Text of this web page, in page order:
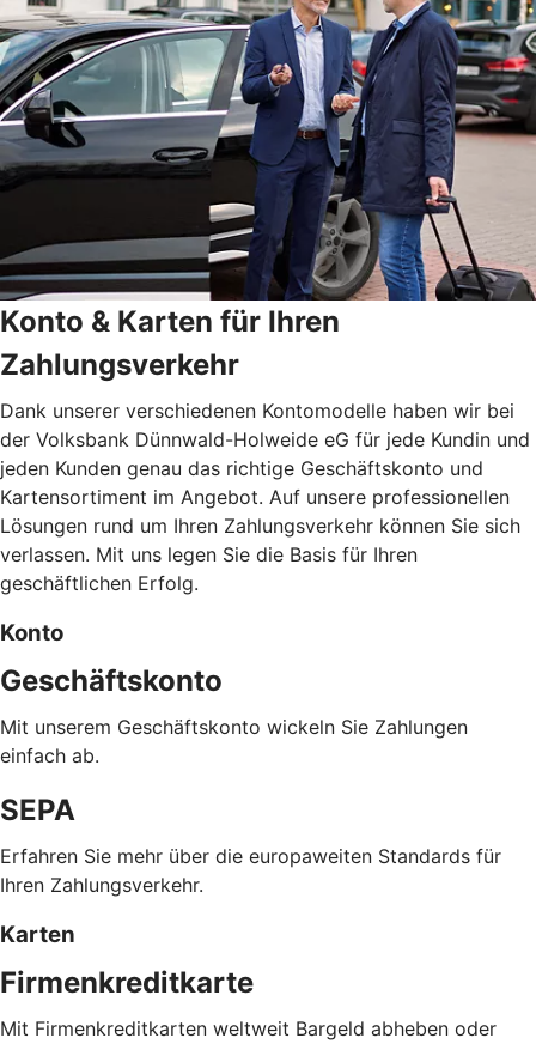
Konto & Karten für Ihren
Zahlungsverkehr
Dank unserer verschiedenen Kontomodelle haben wir bei
der Volksbank Dünnwald-Holweide eG für jede Kundin und
jeden Kunden genau das richtige Geschäftskonto und
Kartensortiment im Angebot. Auf unsere professionellen
Lösungen rund um Ihren Zahlungsverkehr können Sie sich
verlassen. Mit uns legen Sie die Basis für Ihren
geschäftlichen Erfolg.
Konto
Geschäftskonto
Mit unserem Geschäftskonto wickeln Sie Zahlungen
einfach ab.
SEPA
Erfahren Sie mehr über die europaweiten Standards für
Ihren Zahlungsverkehr.
Karten
Firmenkreditkarte
Mit Firmenkreditkarten weltweit Bargeld abheben oder